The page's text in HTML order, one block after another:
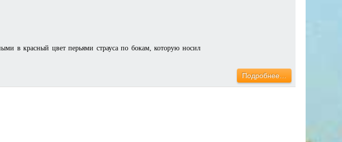
в красный цвет перьями страуса по бокам, которую носил
Подробнее…